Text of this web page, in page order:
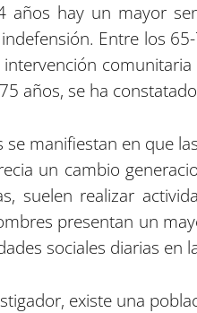
años hay un mayor
Entre los
años, se ha
se manifiestan en que
un cambio
suelen realizar
presentan un
sociales diarias en
existe una